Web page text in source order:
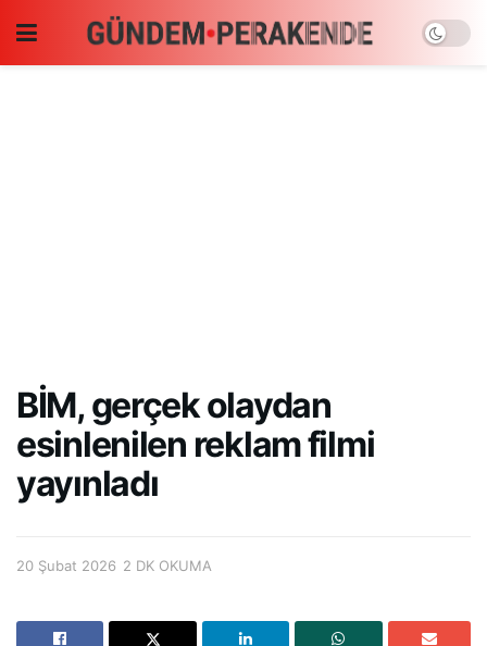
BİM, gerçek olaydan
esinlenilen reklam filmi
yayınladı
20 Şubat 2026 2 DK OKUMA